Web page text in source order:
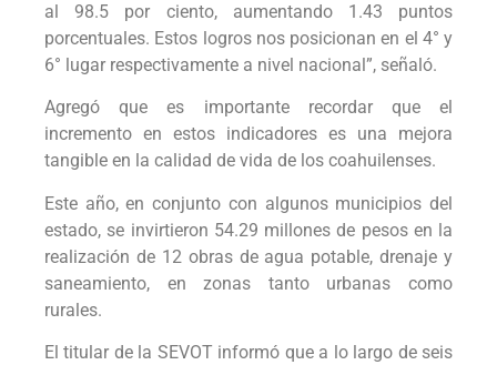
al 98.5 por ciento, aumentando 1.43 puntos
porcentuales. Estos logros nos posicionan en el 4° y
6° lugar respectivamente a nivel nacional”, señaló.
Agregó que es importante recordar que el
incremento en estos indicadores es una mejora
tangible en la calidad de vida de los coahuilenses.
Este año, en conjunto con algunos municipios del
estado, se invirtieron 54.29 millones de pesos en la
realización de 12 obras de agua potable, drenaje y
saneamiento, en zonas tanto urbanas como
rurales.
El titular de la SEVOT informó que a lo largo de seis